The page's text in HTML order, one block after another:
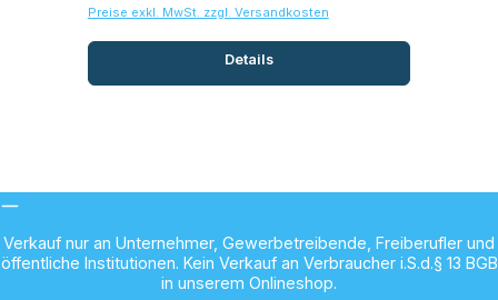
Preise exkl. MwSt. zzgl. Versandkosten
Details
Verkauf nur an Unternehmer, Gewerbetreibende, Freiberufler und
öffentliche Institutionen. Kein Verkauf an Verbraucher i.S.d.§ 13 BGB
in unserem Onlineshop.